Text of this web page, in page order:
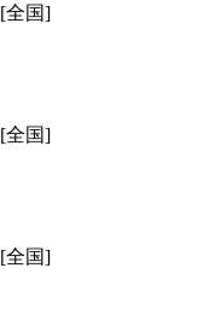
[全国]
[全国]
[全国]